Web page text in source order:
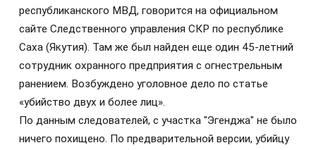
республиканского МВД, говорится на официальном
сайте Следственного управления СКР по республике
Саха (Якутия). Там же был найден еще один 45-летний
сотрудник охранного предприятия с огнестрельным
ранением. Возбуждено уголовное дело по статье
«убийство двух и более лиц».
По данным следователей, с участка "Эгенджа" не было
ничего похищено. По предварительной версии, убийцу